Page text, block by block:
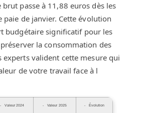
passe à 11,88 euros dès les
paie de janvier. Cette évolution
budgétaire significatif pour les
la consommation des
experts valident cette mesure qui
de votre travail face à l
Valeur 2024 Valeur 2025 Évolution